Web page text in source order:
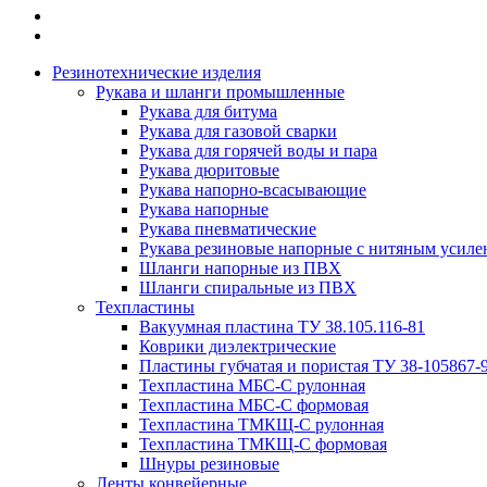
Резинотехнические изделия
Рукава и шланги промышленные
Рукава для битума
Рукава для газовой сварки
Рукава для горячей воды и пара
Рукава дюритовые
Рукава напорно-всасывающие
Рукава напорные
Рукава пневматические
Рукава резиновые напорные с нитяным
Шланги напорные из ПВХ
Шланги спиральные из ПВХ
Техпластины
Вакуумная пластина ТУ 38.105.116-81
Коврики диэлектрические
Пластины губчатая и пористая ТУ 38-105867-
Техпластина МБС-С рулонная
Техпластина МБС-С формовая
Техпластина ТМКЩ-С рулонная
Техпластина ТМКЩ-С формовая
Шнуры резиновые
Ленты конвейерные